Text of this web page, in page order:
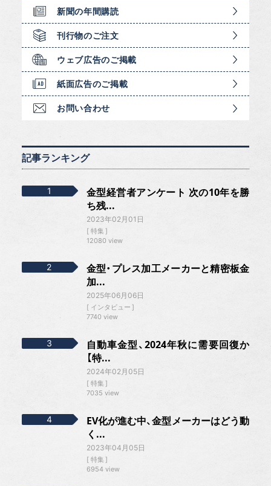
新聞の年間購読
刊行物のご注文
ウェブ広告のご掲載
紙面広告のご掲載
お問い合わせ
記事ランキング
金型経営者アンケート 次の10年を勝
ち残...
2023年02月01日
特集
12080 view
金型・プレス加工メーカーと精密板金
加...
2025年06月06日
インタビュー
7740 view
自動車金型、2024年秋に需要回復か
【特...
2024年02月05日
特集
7035 view
EV化が進む中、金型メーカーはどう動
く...
2023年04月05日
特集
6954 view